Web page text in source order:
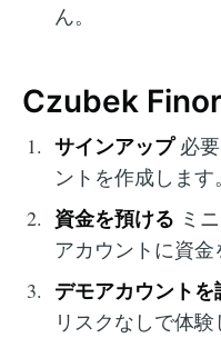
ん。
Czubek
サインアップ必要
ントを作成します。
資金を預ける ミ
アカウントに資金
デモアカウントを
リスクなしで体験